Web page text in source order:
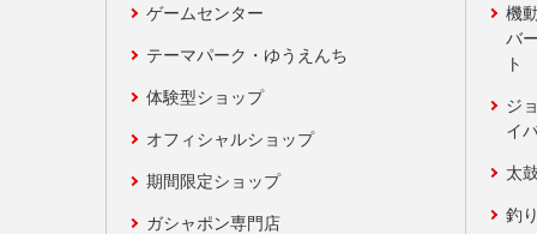
ゲームセンター
テーマパーク・ゆうえんち
体験型ショップ
オフィシャルショップ
期間限定ショップ
ガシャポン専門店
機
バ
ト
ジ
イ
太
釣